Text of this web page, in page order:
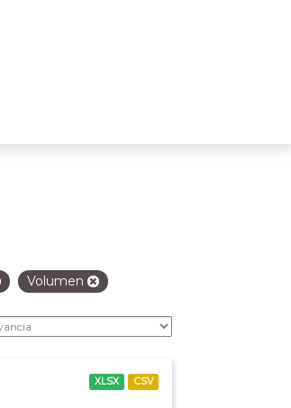
Volumen
XLSX CSV